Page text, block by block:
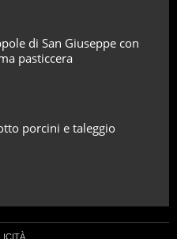
di San Giuseppe con
pasticcera
porcini e taleggio